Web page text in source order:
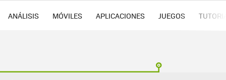
ANÁLISIS MÓVILES APLICACIONES JUEGOS